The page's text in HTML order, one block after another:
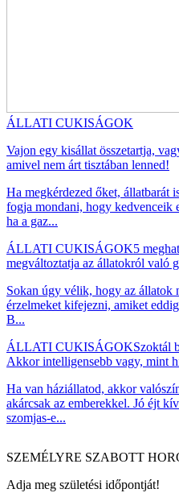
ÁLLATI CUKISÁGOK
Vajon egy kisállat összetartja,
amivel nem árt tisztában lenned!
Ha megkérdezed őket, állatbarát
fogja mondani, hogy kedvenceik
ha a gaz...
ÁLLATI CUKISÁGOK5
megváltoztatja az állatokról való
Sokan úgy vélik, hogy az állatok
érzelmeket kifejezni, amiket
B...
ÁLLATI CUKISÁGOKSzoktál
Akkor intelligensebb vagy, mint
Ha van háziállatod, akkor
akárcsak az emberekkel. Jó éjt
szomjas-e...
SZEMÉLYRE SZABOTT
Adja meg születési időpontját!